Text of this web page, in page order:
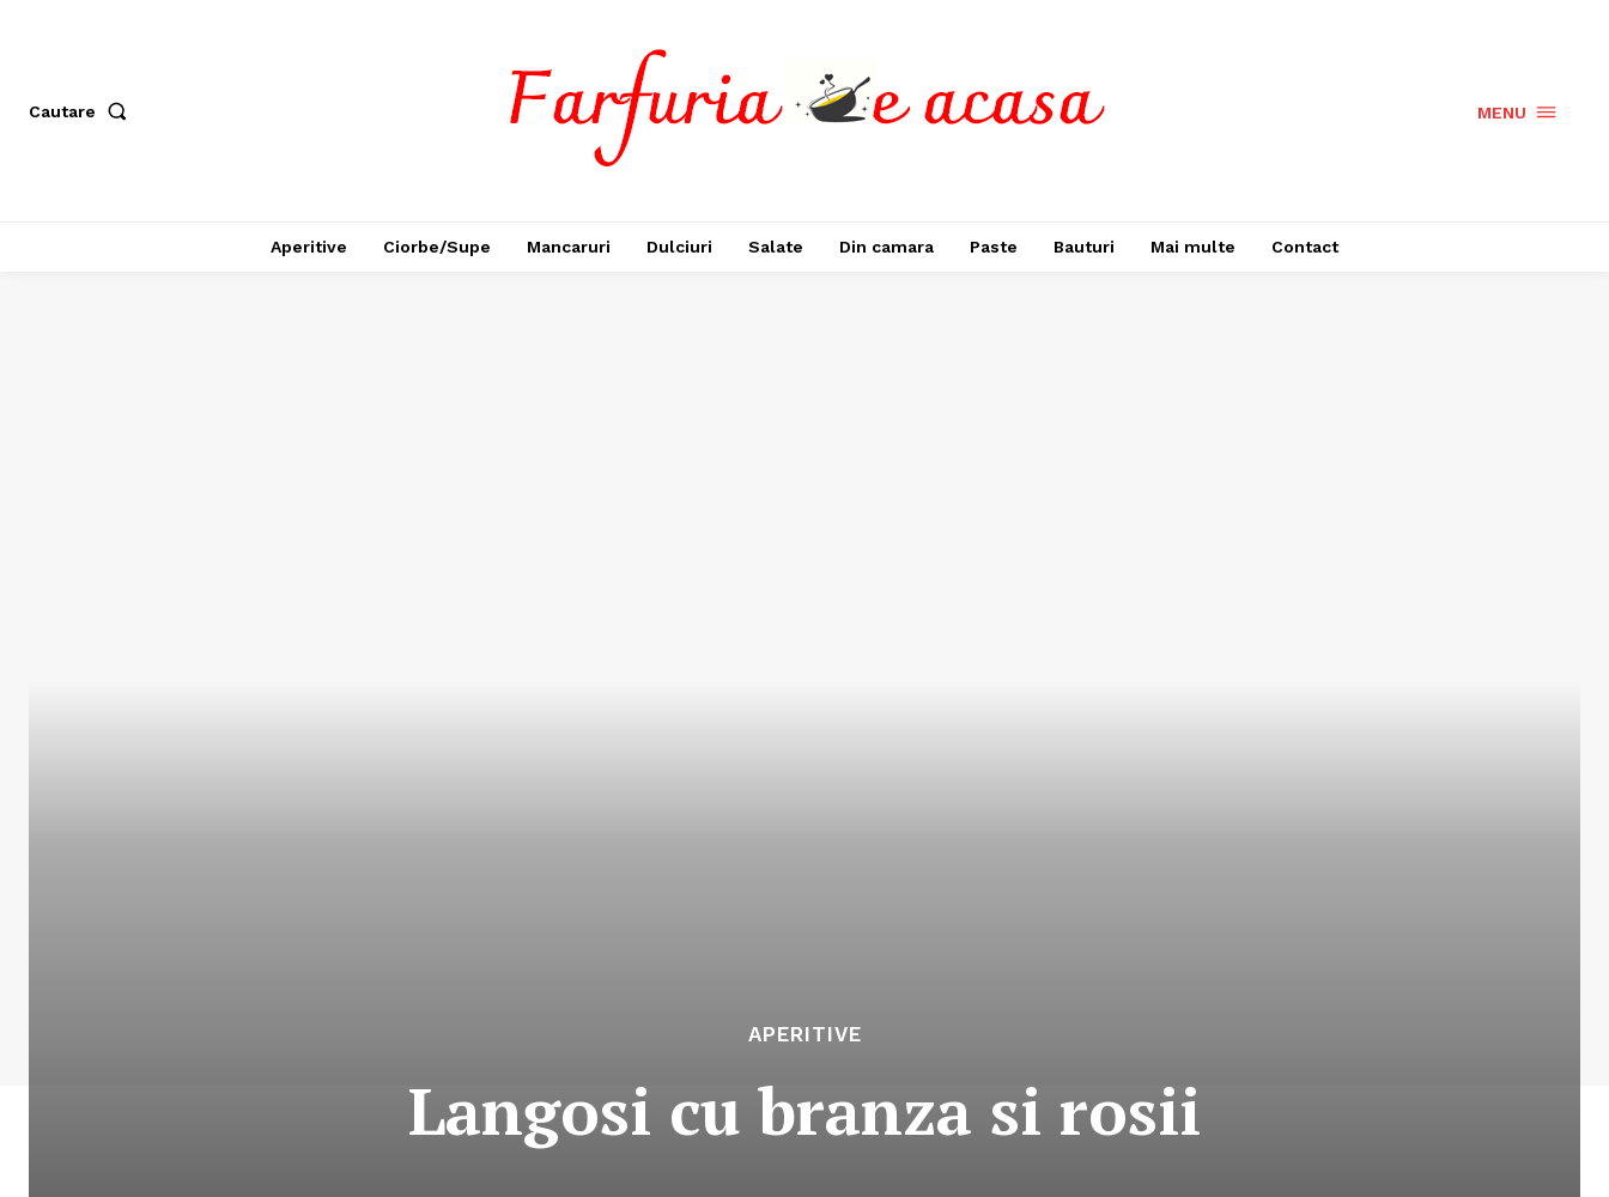
Cautare MENU
Aperitive Ciorbe/Supe Mancaruri Dulciuri Salate Din camara Paste Bauturi Mai multe Contact
APERITIVE
Langosi cu branza si rosii